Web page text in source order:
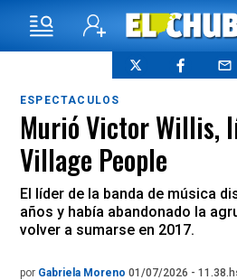
ESPECTACULOS
Murió Victor Willis,
Village People
El líder de la banda de música
años y había abandonado la
volver a sumarse en 2017.
por Gabriela Moreno 01/07/2026 -